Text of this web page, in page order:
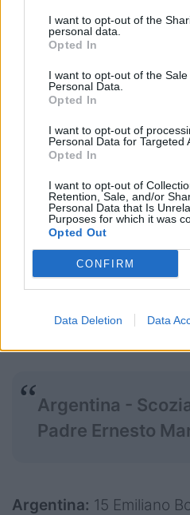
I want to opt-out of the
personal data.
Opted In
I want to opt-out of the
Personal Data.
Opted In
I want to opt-out of
Personal Data for Targeted
Opted In
I want to opt-out of
Retention, Sale, and/or
Personal Data that Is
Purposes for which it was
Opted Out
CONFIRM
Data Deletion Data
Zammit, 13 George
Alex Cuthbert, 10 Dan
Hardy, 8 Taulupe
Dan Lydiate, 5 Adam
Dillon Lewis, 2 Ryan
Panchina: 16 Dewi Lake,
Sam Wainwright, 19
Navidi, 21 Tomos
Anscombe, 23 Josh
Angus Gardner
Argentina -
Padre Ernesto
Argentina: 15 Emiliano